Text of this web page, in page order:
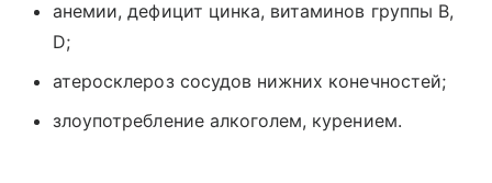
анемии, дефицит цинка, витаминов группы В,
D;
атеросклероз сосудов нижних конечностей;
злоупотребление алкоголем, курением.